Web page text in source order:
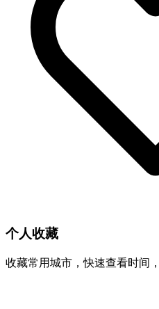
个人收藏
收藏常用城市，快速查看时间